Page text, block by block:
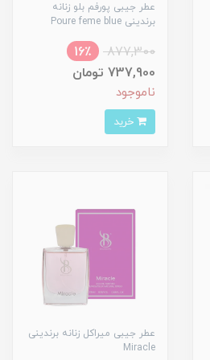
عطر جیبی پورفم بلو زنانه
برندینی Poure feme blue
877,300
16٪
737,900 تومان
ناموجود
عطر جیبی میراکل زنانه برندینی
Miracle